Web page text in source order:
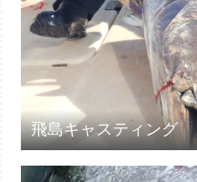
飛島キャスティング